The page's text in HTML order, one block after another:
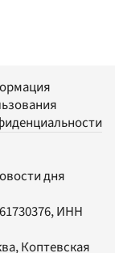
дня
ИНН
Коптевская